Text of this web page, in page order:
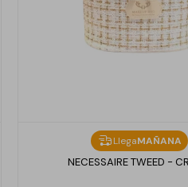
LlegaMAÑANA
NECESSAIRE TWEED -